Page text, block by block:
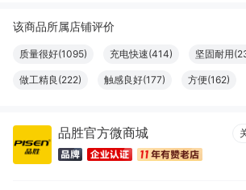
专**.
P***y
该商品所属店铺评价
质量很好(1095) 充电快速(414) 坚固耐用
做工精良(222) 触感良好(177) 方便(162)
服务周到(77) 设计一流(72)
很好看(55) 音质出色(53) 大小合适(50)
品胜官方微商城